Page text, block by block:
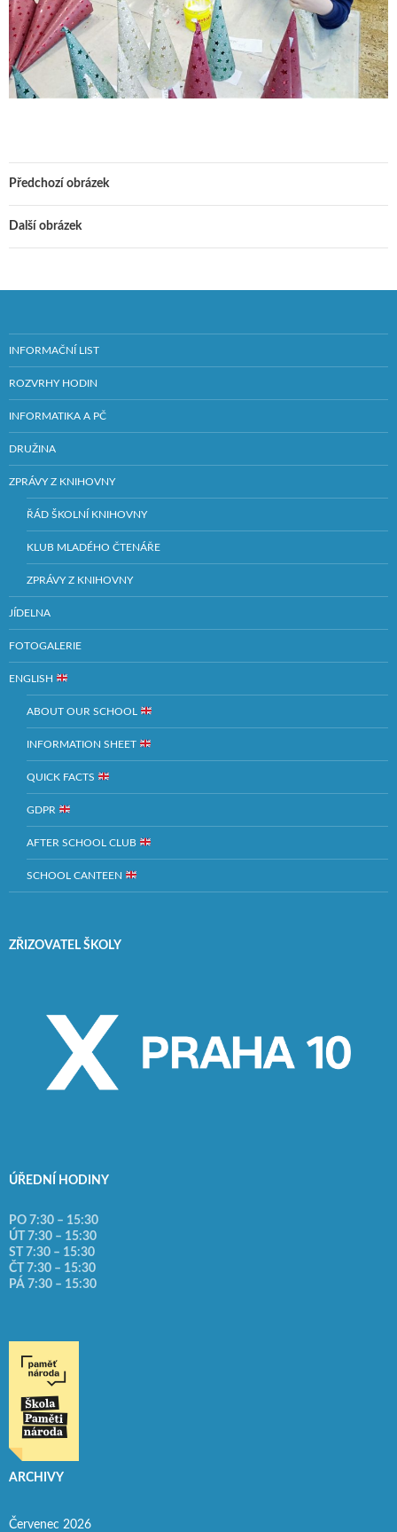
Předchozí obrázek
Další obrázek
INFORMAČNÍ LIST
ROZVRHY HODIN
INFORMATIKA A PČ
DRUŽINA
ZPRÁVY Z KNIHOVNY
ŘÁD ŠKOLNÍ KNIHOVNY
KLUB MLADÉHO ČTENÁŘE
ZPRÁVY Z KNIHOVNY
JÍDELNA
FOTOGALERIE
ENGLISH
ABOUT OUR SCHOOL
INFORMATION SHEET
QUICK FACTS
GDPR
AFTER SCHOOL CLUB
SCHOOL CANTEEN
ZŘIZOVATEL ŠKOLY
ÚŘEDNÍ HODINY
PO 7:30 – 15:30
ÚT 7:30 – 15:30
ST 7:30 – 15:30
ČT 7:30 – 15:30
PÁ 7:30 – 15:30
ARCHIVY
Červenec 2026